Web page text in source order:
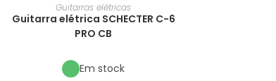
Guitarras elétricas
Guitarra elétrica SCHECTER C-6
PRO CB
Em stock